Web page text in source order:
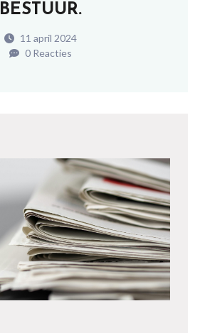
BESTUUR.
11 april 2024
0 Reacties